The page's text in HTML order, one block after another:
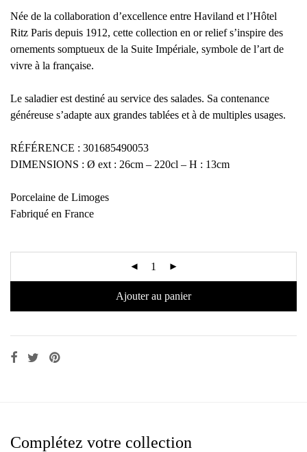
Née de la collaboration d’excellence entre Haviland et l’Hôtel
Ritz Paris depuis 1912, cette collection en or relief s’inspire des
ornements somptueux de la Suite Impériale, symbole de l’art de
vivre à la française.
Le saladier est destiné au service des salades. Sa contenance
généreuse s’adapte aux grandes tablées et à de multiples usages.
RÉFÉRENCE : 301685490053
DIMENSIONS : Ø ext : 26cm – 220cl – H : 13cm
Porcelaine de Limoges
Fabriqué en France
Ajouter au panier
Complétez votre collection